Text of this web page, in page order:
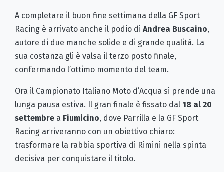
A completare il buon fine settimana della GF Sport
Racing è arrivato anche il podio di Andrea Buscaino,
autore di due manche solide e di grande qualità. La
sua costanza gli è valsa il terzo posto finale,
confermando l’ottimo momento del team.
Ora il Campionato Italiano Moto d’Acqua si prende una
lunga pausa estiva. Il gran finale è fissato dal 18 al 20
settembre a Fiumicino, dove Parrilla e la GF Sport
Racing arriveranno con un obiettivo chiaro:
trasformare la rabbia sportiva di Rimini nella spinta
decisiva per conquistare il titolo.